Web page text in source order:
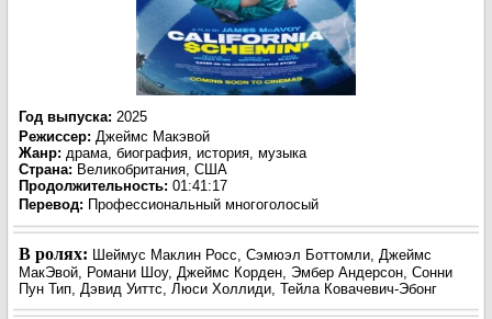
Год выпуска: 2025
Режиссер: Джеймс Макэвой
Жанр: драма, биография, история, музыка
Страна: Великобритания, США
Продолжительность: 01:41:17
Перевод: Профессиональный многоголосый
В ролях: Шеймус Маклин Росс, Сэмюэл Боттомли, Джеймс
МакЭвой, Романи Шоу, Джеймс Корден, Эмбер Андерсон, Сонни
Пун Тип, Дэвид Уиттс, Люси Холлиди, Тейла Ковачевич-Эбонг